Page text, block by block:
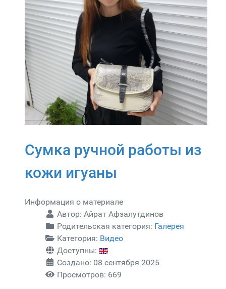
Сумка ручной работы из
кожи игуаны
Информация о материале
Автор: Айрат Афзалутдинов
Родительская категория: Галерея
Категория: Видео
Доступны:
Создано: 08 сентября 2025
Просмотров: 669